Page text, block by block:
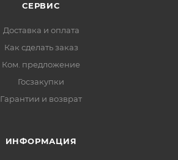
СЕРВИС
Доставка и оплата
Как сделать заказ
Ком. предложение
Госзакупки
Гарантии и возврат
ИНФОРМАЦИЯ